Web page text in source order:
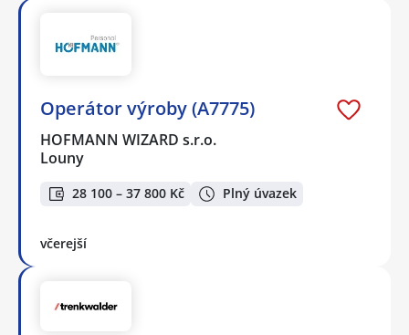
Operátor výroby (A7775)
HOFMANN WIZARD s.r.o.
Louny
28 100 – 37 800 Kč Plný úvazek
včerejší